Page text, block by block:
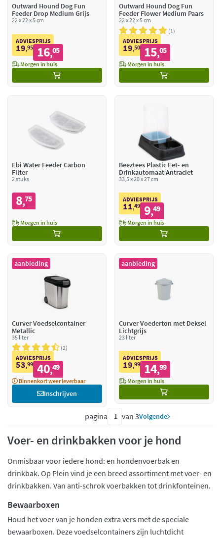
Outward Hound Dog Fun
Feeder Drop Medium Grijs
22 x 22 x 5 cm
ADVIESPRIJS
19,95 16,05
Morgen in huis
Outward Hound Dog Fun
Feeder Flower Medium Paars
22 x 22 x 5 cm
1
ADVIESPRIJS
19,50 15,05
Morgen in huis
Ebi Water Feeder Carbon
Filter
2 stuks
8,75
Morgen in huis
Beeztees Plastic Eet- en
Drinkautomaat Antraciet
33,5 x 20 x 27 cm
ADVIESPRIJS
11,49 9,49
Morgen in huis
aanbieding
Curver Voedselcontainer
Metallic
35 liter
2
ADVIESPRIJS
53,99 40,49
Binnenkort weer leverbaar
Inschrijven
aanbieding
Curver Voederton met Deksel
Lichtgrijs
23 liter
ADVIESPRIJS
19,99 14,99
Morgen in huis
pagina van 3Volgende
Voer- en drinkbakken voor je hond
Onmisbaar voor iedere hond: en hondenvoerbak en
drinkbak. Op Plein vind je een breed assortiment met voer- en
drinkbakken. Van anti-schrok voerbakken tot drinkfonteinen.
Bewaarboxen
Houd het voer van je honden extra vers met de speciale
bewaarboxen. Deze voedselcontainers zijn luchtdicht